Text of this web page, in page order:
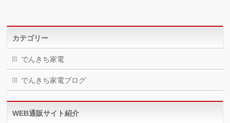
カテゴリー
でんきち家電
でんきち家電ブログ
WEB通販サイト紹介